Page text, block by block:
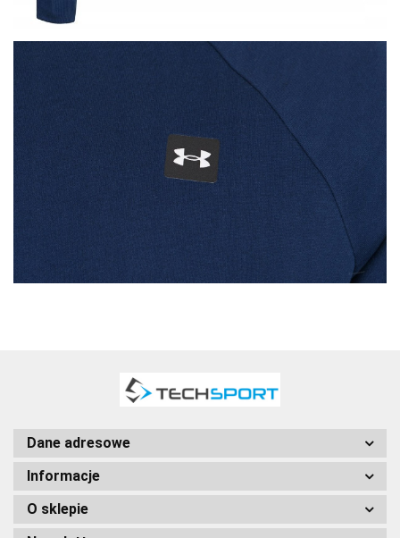
Dane adresowe
Informacje
O sklepie